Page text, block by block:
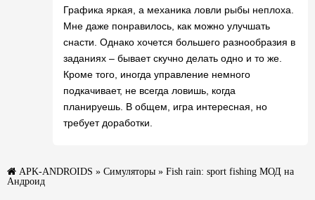
Графика яркая, а механика ловли рыбы неплоха.
Мне даже понравилось, как можно улучшать
снасти. Однако хочется большего разнообразия в
заданиях – бывает скучно делать одно и то же.
Кроме того, иногда управление немного
подкачивает, не всегда ловишь, когда
планируешь. В общем, игра интересная, но
требует доработки.
APK-ANDROIDS » Симуляторы » Fish rain: sport fishing МОД на
Андроид